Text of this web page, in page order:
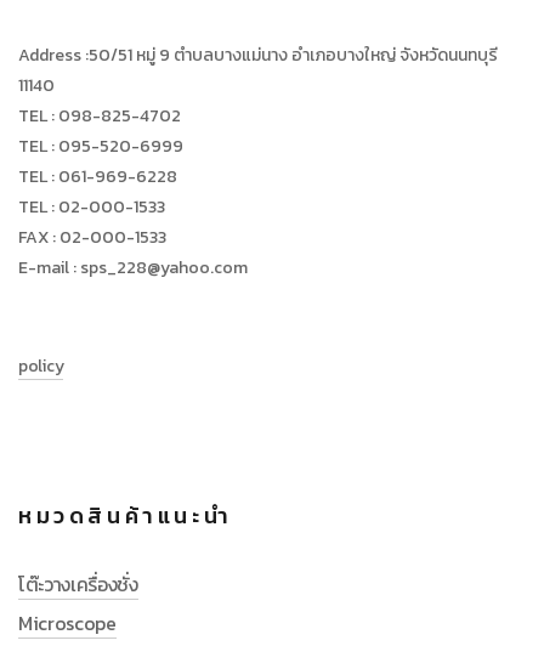
Address :50/51 หมู่ 9 ตำบลบางแม่นาง อำเภอบางใหญ่ จังหวัดนนทบุรี
11140
TEL : 098-825-4702
TEL : 095-520-6999
TEL : 061-969-6228
TEL : 02-000-1533
FAX : 02-000-1533
E-mail : sps_228@yahoo.com
policy
หมวดสินค้าแนะนำ
โต๊ะวางเครื่องชั่ง
Microscope